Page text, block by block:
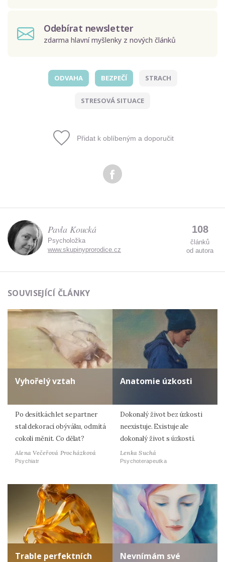
Odebírat newsletter
zdarma hlavní myšlenky z nových článků
Odeslat
ODVAHA BEZPEČÍ STRACH
STRESOVÁ SITUACE
Přidat k oblíbeným a doporučit
Pavla Koucká
Psycholožka
www.skupinyprorodice.cz
108
článků
od autora
SOUVISEJÍCÍ ČLÁNKY
Vyhořelý vztah
Po desítkách let se partner
stal dekorací obýváku, odmítá
cokoli měnit. Co dělat?
Alena Večeřová Procházková
Psychiatr
Anatomie úzkosti
Dokonalý život bez úzkosti
neexistuje. Existuje ale
dokonalý život s úzkostí.
Lenka Suchá
Psychoterapeutka
Trable perfektních
Nevnímám své